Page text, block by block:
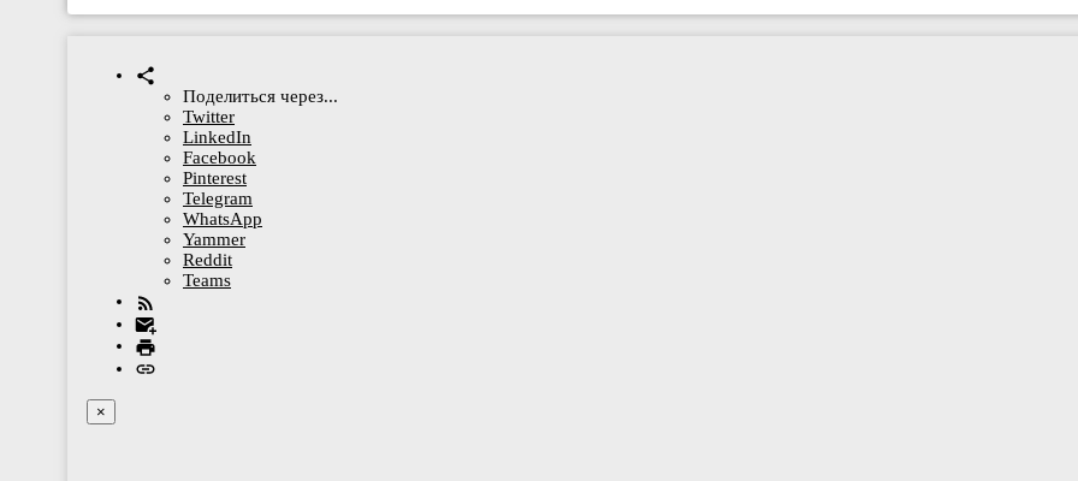
Поделиться через...
Twitter
LinkedIn
Facebook
Pinterest
Telegram
WhatsApp
Yammer
Reddit
Teams
×